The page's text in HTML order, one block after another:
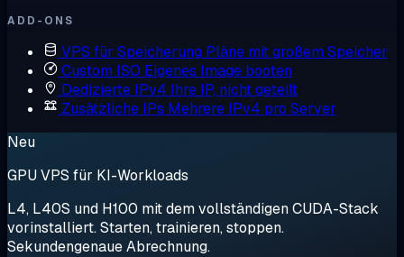
ADD-ONS
VPS für Speicherung Pläne mit großem Speicher
Custom ISO Eigenes Image booten
Dedizierte IPv4 Ihre IP, nicht geteilt
Zusätzliche IPs Mehrere IPv4 pro Server
Neu
GPU VPS für KI-Workloads
L4, L40S und H100 mit dem vollständigen CUDA-Stack
vorinstalliert. Starten, trainieren, stoppen.
Sekundengenaue Abrechnung.